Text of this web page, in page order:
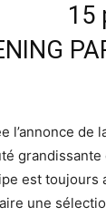
15
l’annonce de
est toujours
une